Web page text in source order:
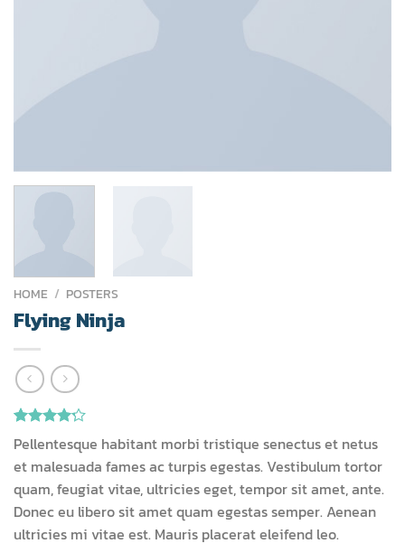
HOME / POSTERS
Flying Ninja
Rated
4.17out
of 5
6
customer
ratings
Pellentesque habitant morbi tristique senectus et netus
et malesuada fames ac turpis egestas. Vestibulum tortor
quam, feugiat vitae, ultricies eget, tempor sit amet, ante.
Donec eu libero sit amet quam egestas semper. Aenean
ultricies mi vitae est. Mauris placerat eleifend leo.